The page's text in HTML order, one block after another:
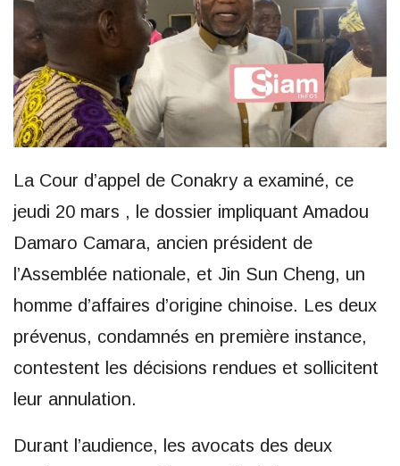
La Cour d’appel de Conakry a examiné, ce
jeudi 20 mars , le dossier impliquant Amadou
Damaro Camara, ancien président de
l’Assemblée nationale, et Jin Sun Cheng, un
homme d’affaires d’origine chinoise. Les deux
prévenus, condamnés en première instance,
contestent les décisions rendues et sollicitent
leur annulation.
Durant l’audience, les avocats des deux